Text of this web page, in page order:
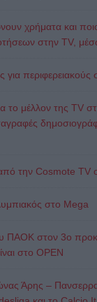
χρήματα και
στην TV,
για περιφερειακούς
το μέλλον της TV
την Cosmote TV
στο Mega
ΠΑΟΚ στον 3ο
στο OPEN
Άρης –